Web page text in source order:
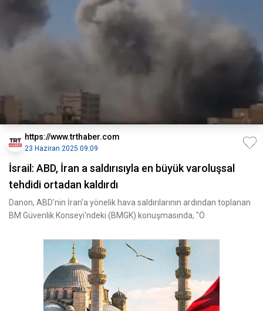
https://www.trthaber.com
23 Haziran 2025 09:09
İsrail: ABD, İran a saldırısıyla en büyük varoluşsal
tehdidi ortadan kaldırdı
Danon, ABD'nin İran'a yönelik hava saldırılarının ardından toplanan
BM Güvenlik Konseyi'ndeki (BMGK) konuşmasında, "Ö